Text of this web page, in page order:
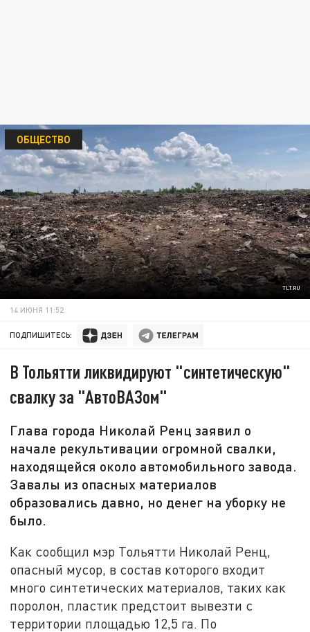
TLT.RU
ОБЩЕСТВО
14 ИЮНЯ 11:52
ПОДПИШИТЕСЬ:
В Тольятти ликвидируют "синтетическую"
свалку за "АвтоВАЗом"
Глава города Николай Ренц заявил о
начале рекультивации огромной свалки,
находящейся около автомобильного завода.
Завалы из опасных материалов
образовались давно, но денег на уборку не
было.
Как сообщил мэр Тольятти Николай Ренц,
опасный мусор, в состав которого входит
много синтетических материалов, таких как
поролон, пластик предстоит вывезти с
территории площадью 12,5 га. По